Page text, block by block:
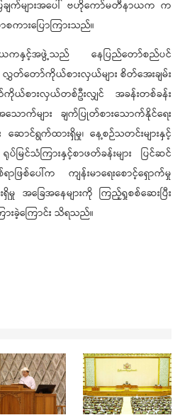
ပြချက်များအပေါ် ဗဟိုကော်မတီနာယက က
စကားပြောကြားသည်။
နှင့်အဖွဲ့သည် နေပြည်တော်စည်ပင်
လွှတ်တော်ကိုယ်စားလှယ်များ စိတ်အေးချမ်း
ယ်စားလှယ်တစ်ဦးလျှင် အခန်းတစ်ခန်း
ောက်များ ချက်ပြုတ်စားသောက်နိုင်ရေး
ဆောင်ရွက်ထားရှိမှု၊ နေ့စဉ်သတင်းများနှင့်
င်သံကြားနှင့်စာဖတ်ခန်းများ ပြင်ဆင်
ဖြစ်ပေါ်က ကျန်းမာရေးစောင့်ရှောက်မှု
မှု အခြေအနေများကို ကြည့်ရှုစစ်ဆေးပြီး
းခဲ့ကြောင်း သိရသည်။